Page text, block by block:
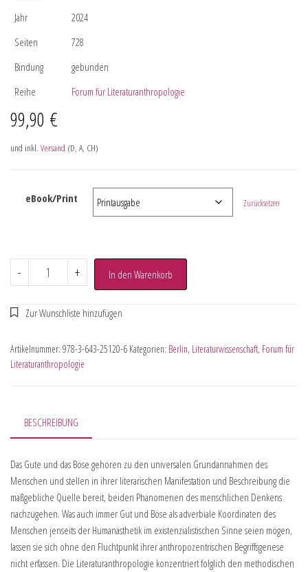
Jahr
2024
Seiten
728
Bindung
gebunden
Reihe
Forum für Literaturanthropologie
99,90 €
und inkl. Versand (D, A, CH)
eBook/Print Zurücksetzen
- + In den Warenkorb
Artikelnummer: 978-3-643-25120-6 Kategorien: Berlin, Literaturwissenschaft, Forum für
Literaturanthropologie
BESCHREIBUNG
Das Gute und das Böse gehören zu den universalen Grundannahmen des
Menschen und stellen in ihrer literarischen Manifestation und Beschreibung die
maßgebliche Quelle bereit, beiden Phänomenen des menschlichen Denkens
nachzugehen. Was auch immer Gut und Böse als adverbiale Koordinaten des
Menschen jenseits der Humanästhetik im existenzialistischen Sinne seien mögen,
lassen sie sich ohne den Fluchtpunkt ihrer anthropozentrischen Begriffsgenese
nicht erfassen. Die Literaturanthropologie konzentriert folglich den methodischen